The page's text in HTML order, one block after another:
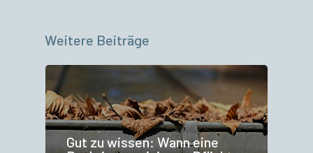
Weitere Beiträge
Gut zu wissen: Wann eine